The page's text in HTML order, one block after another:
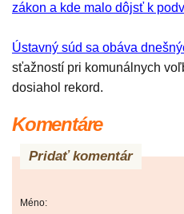
zákon a kde malo dôjsť k
Ústavný súd sa obáva
sťažností pri komunálnych
dosiahol rekord.
Komentáre
Pridať komentár
Méno: